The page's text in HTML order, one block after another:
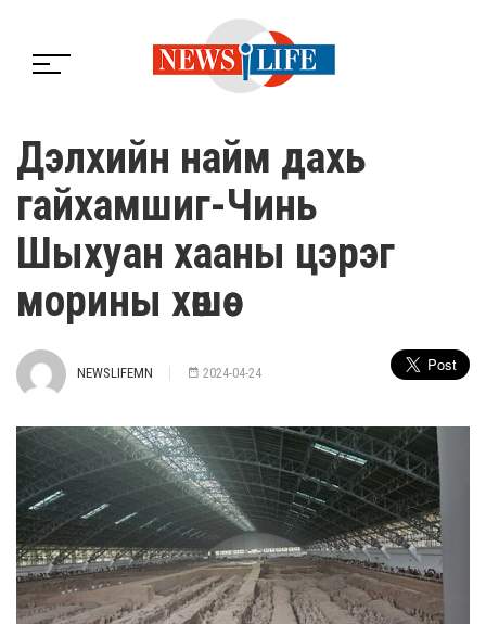
Дэлхийн найм дахь
гайхамшиг-Чинь
Шыхуан хааны цэрэг
морины хөшөө
NEWSLIFEMN 2024-04-24